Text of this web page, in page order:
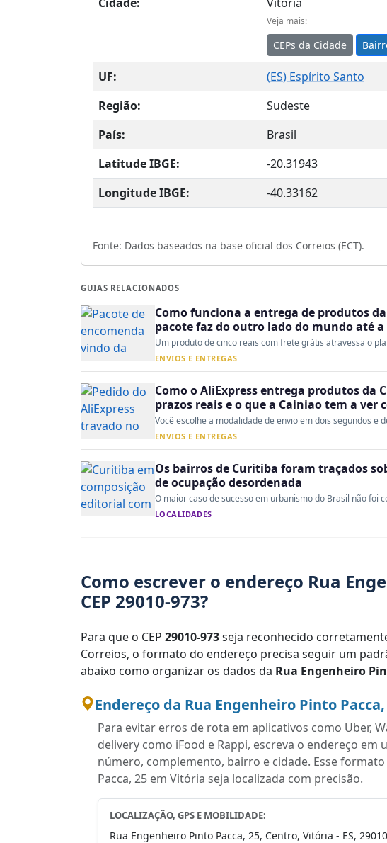
Veja mais:
CEPs da Cidade
UF: (ES) Espírito Santo
Região:
Sudeste
País:
Brasil
Latitude IBGE:
-20.31943
Longitude IBGE:
-40.33162
Fonte: Dados baseados na base oficial dos Correios (ECT).
GUIAS RELACIONADOS
Como funciona a entrega de produtos
pacote faz do outro lado do mundo até a
Um produto de cinco reais com frete grátis atravessa o
ENVIOS E ENTREGAS
Como o AliExpress entrega produtos da
prazos reais e o que a Cainiao tem a ver
Você escolhe a modalidade de envio em dois segundos e
ENVIOS E ENTREGAS
Os bairros de Curitiba foram traçados
de ocupação desordenada
O maior caso de sucesso em urbanismo do Brasil não foi
LOCALIDADES
Como escrever o endereço Rua
CEP 29010-973?
Para que o CEP 29010-973seja reconhecido
Correios, o formato do endereço precisa seguir um
abaixo como organizar os dados da Rua Engenheiro
Endereço da Rua Engenheiro Pinto
Para evitar erros de rota em aplicativos como Uber,
delivery como iFood e Rappi, escreva o endereço
número, complemento, bairro e cidade. Esse
Pacca, 25 em Vitória seja localizada com precisão.
LOCALIZAÇÃO, GPS E MOBILIDADE:
Rua Engenheiro Pinto Pacca, 25, Centro, Vitória - ES,